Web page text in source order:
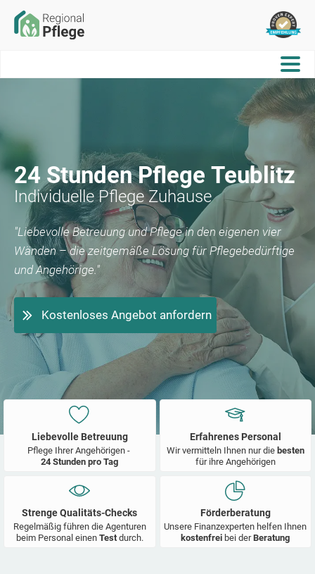
24 Stunden Pflege Teublitz
Individuelle Pflege Zuhause
"Liebevolle Betreuung und Pflege in den eigenen vier
Wänden – die zeitgemäße Lösung für Pflegebedürftige
und Angehörige."
Kostenloses Angebot anfordern
Liebevolle Betreuung
Pflege Ihrer Angehörigen -
24 Stunden pro Tag
Erfahrenes Personal
Wir vermitteln Ihnen nur die besten
für ihre Angehörigen
Strenge Qualitäts-Checks
Regelmäßig führen die Agenturen
beim Personal einen Test durch.
Förderberatung
Unsere Finanzexperten helfen Ihnen
kostenfrei bei derBeratung